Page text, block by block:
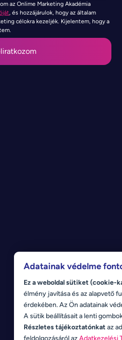
az Onlime Marketing Akadémia
, és hozzájárulok, hogy az általam
célokra kezeljék. Kijelentem, hogy a
Adatainak védelme
Ez a weboldal sütiket (cookie-
élmény javítása és az alapvető
érdekében. Az Ön adatainak
A sütik beállításait a lenti
Részletes tájékoztatónkat az
feldolgozásáról azAdatkezelési